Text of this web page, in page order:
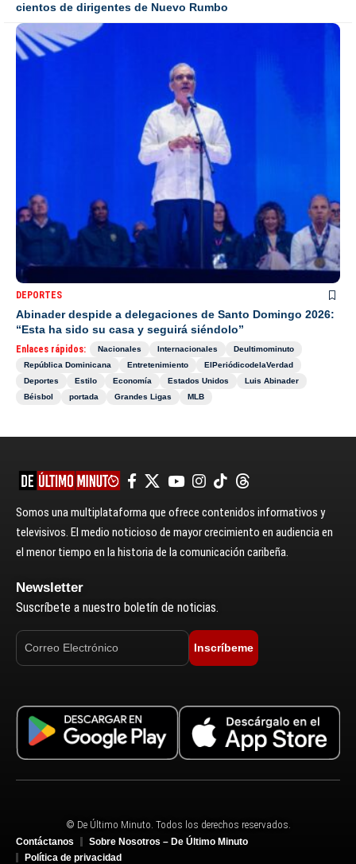
cientos de dirigentes de Nuevo Rumbo
DEPORTES
Abinader despide a delegaciones de Santo Domingo 2026:
“Esta ha sido su casa y seguirá siéndolo”
Enlaces rápidos: Nacionales Internacionales
Deultimominuto
República Dominicana
Entretenimiento
ElPeriódicodelaVerdad
Deportes
Estilo Economía Estados Unidos
Luis Abinader
Béisbol
portada Grandes Ligas MLB
Somos una multiplataforma que ofrece contenidos informativos y
televisivos. El medio noticioso de mayor crecimiento en audiencia en
el menor tiempo en la historia de la comunicación caribeña.
Newsletter
Suscríbete a nuestro boletín de noticias.
Inscríbeme
© De Último Minuto. Todos los derechos reservados.
Contáctanos
Sobre Nosotros – De Último Minuto
Política de privacidad